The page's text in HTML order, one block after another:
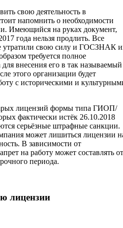
свою деятельность в
напомнить о необходимости
Имеющийся на руках документ,
года нельзя продлить. Все
утратили свою силу и ГОСЗНАК
требуется полное
внесения его в так называемый
этого организации будет
с историческими и
лицензий формы типа ГИОП/
фактически истёк 26.10.2018
серьёзные штрафные санкции.
может лишиться лицензии
В зависимости от
на работу может составлять от
периода.
лицензии